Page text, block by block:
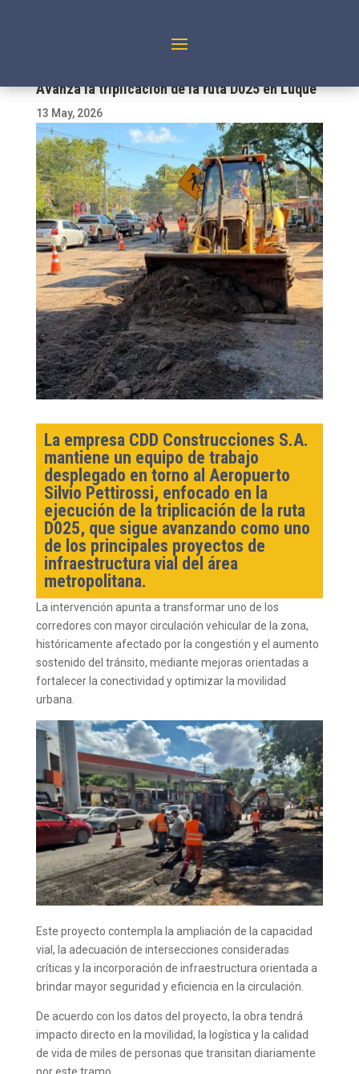
Avanza la triplicación de la ruta D025 en Luque
13 May, 2026
La empresa CDD Construcciones S.A.
mantiene un equipo de trabajo
desplegado en torno al Aeropuerto
Silvio Pettirossi, enfocado en la
ejecución de la triplicación de la ruta
D025, que sigue avanzando como uno
de los principales proyectos de
infraestructura vial del área
metropolitana.
La intervención apunta a transformar uno de los
corredores con mayor circulación vehicular de la zona,
históricamente afectado por la congestión y el aumento
sostenido del tránsito, mediante mejoras orientadas a
fortalecer la conectividad y optimizar la movilidad
urbana.
Este proyecto contempla la ampliación de la capacidad
vial, la adecuación de intersecciones consideradas
críticas y la incorporación de infraestructura orientada a
brindar mayor seguridad y eficiencia en la circulación.
De acuerdo con los datos del proyecto, la obra tendrá
impacto directo en la movilidad, la logística y la calidad
de vida de miles de personas que transitan diariamente